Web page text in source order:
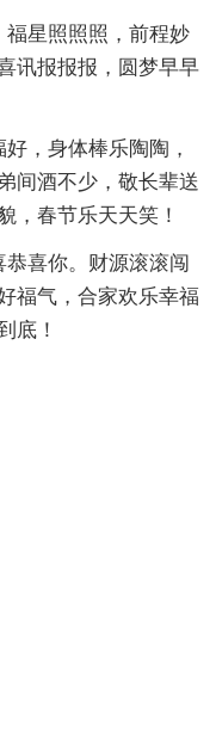
福星照照照，前程妙
讯报报报，圆梦早早
，身体棒乐陶陶，
间酒不少，敬长辈送
，春节乐天天笑！
恭喜你。财源滚滚闯
福气，合家欢乐幸福
底！